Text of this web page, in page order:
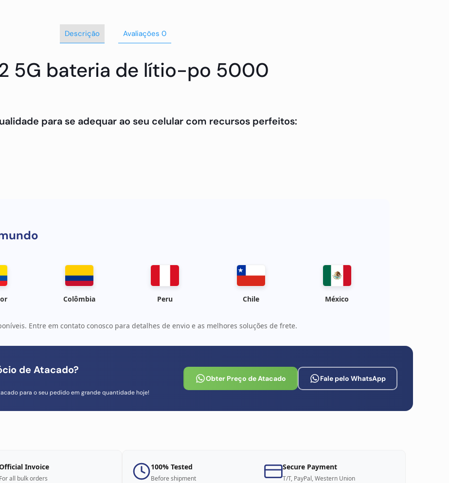
Descrição Avaliações 0
5G bateria de lítio-po 5000
para se adequar ao seu celular com recursos perfeitos:
sobre nossos incríveis produtos, entre em contato conosco.
Colômbia Peru Chile México
Entre em contato conosco para detalhes de envio e as melhores soluções de frete.
de Atacado?
para o seu pedido em grande quantidade hoje!
Obter Preço de Atacado Fale pelo WhatsApp
Invoice
For all bulk orders
100% Tested
Before shipment
Secure Payment
T/T, PayPal, Western Union